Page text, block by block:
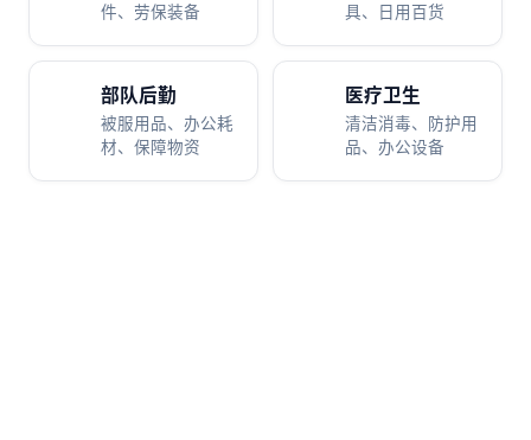
件、劳保装备
具、日用百货
部队后勤
被服用品、办公耗
材、保障物资
医疗卫生
清洁消毒、防护用
品、办公设备